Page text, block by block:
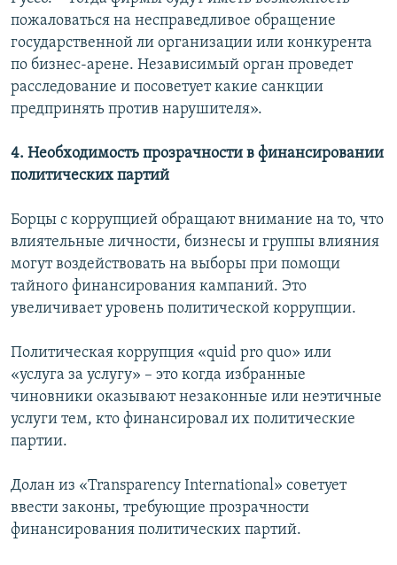
пожаловаться на несправедливое обращение
государственной ли организации или конкурента
по бизнес-арене. Независимый орган проведет
расследование и посоветует какие санкции
предпринять против нарушителя».
4. Необходимость прозрачности в финансировании
политических партий
Борцы с коррупцией обращают внимание на то, что
влиятельные личности, бизнесы и группы влияния
могут воздействовать на выборы при помощи
тайного финансирования кампаний. Это
увеличивает уровень политической коррупции.
Политическая коррупция «quid pro quo» или
«услуга за услугу» – это когда избранные
чиновники оказывают незаконные или неэтичные
услуги тем, кто финансировал их политические
партии.
Долан из «Transparency International» советует
ввести законы, требующие прозрачности
финансирования политических партий.